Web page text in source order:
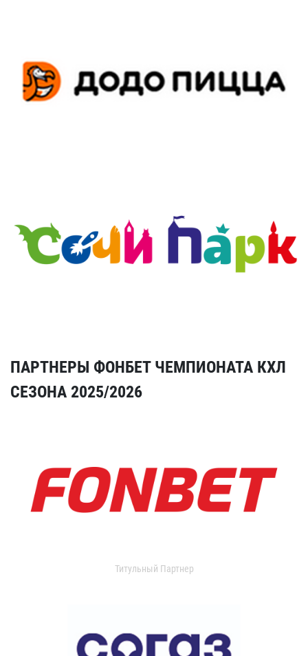
ПАРТНЕРЫ ФОНБЕТ ЧЕМПИОНАТА КХЛ
СЕЗОНА 2025/2026
Титульный Партнер